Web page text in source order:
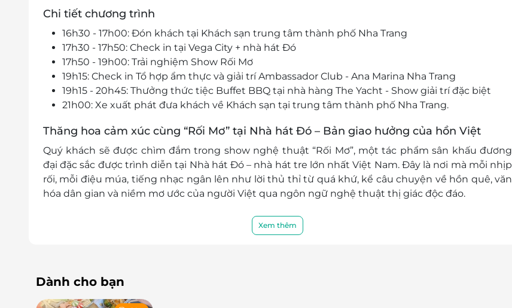
Chi tiết chương trình
16h30 - 17h00: Đón khách tại Khách sạn trung tâm thành phố Nha Trang
17h30 - 17h50: Check in tại Vega City + nhà hát Đó
17h50 - 19h00: Trải nghiệm Show Rối Mơ
19h15: Check in Tổ hợp ẩm thực và giải trí Ambassador Club - Ana Marina Nha Trang
19h15 - 20h45: Thưởng thức tiệc Buffet BBQ tại nhà hàng The Yacht - Show giải trí đặc biệt
21h00: Xe xuất phát đưa khách về Khách sạn tại trung tâm thành phố Nha Trang.
Thăng hoa cảm xúc cùng “Rối Mơ” tại Nhà hát Đó – Bản giao hưởng của hồn Việt
Quý khách sẽ được chìm đắm trong show nghệ thuật “Rối Mơ”, một tác phẩm sân khấu đương
đại đặc sắc được trình diễn tại Nhà hát Đó– nhà hát tre lớn nhất Việt Nam. Đây là nơi mà mỗi nhịp
rối, mỗi điệu múa, tiếng nhạc ngân lên như lời thủ thỉ từ quá khứ, kể câu chuyện về hồn quê, văn
hóa dân gian và niềm mơ ước của người Việt qua ngôn ngữ nghệ thuật thị giác độc đáo.
“Rối Mơ” là một hành trình tâm hồn
ký ức tuổi thơ, dạo bước trong không gian cổ tích huyền ảo giữa khung cảnh thiên nhiên Nha
Xem thêm
Dành cho bạn